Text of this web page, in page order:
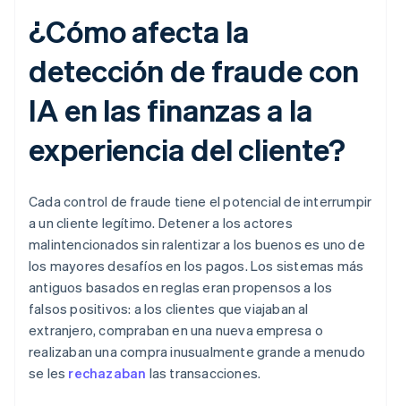
¿Cómo afecta la
detección de fraude con
IA en las finanzas a la
experiencia del cliente?
Cada control de fraude tiene el potencial de interrumpir
a un cliente legítimo. Detener a los actores
malintencionados sin ralentizar a los buenos es uno de
los mayores desafíos en los pagos. Los sistemas más
antiguos basados en reglas eran propensos a los
falsos positivos: a los clientes que viajaban al
extranjero, compraban en una nueva empresa o
realizaban una compra inusualmente grande a menudo
se les rechazaban las transacciones.